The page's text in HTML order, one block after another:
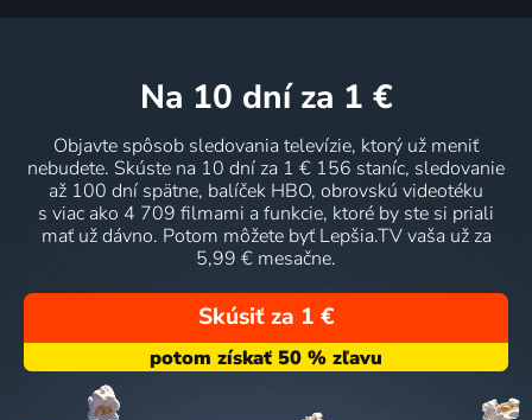
na 10 dní za 1 €
Objavte spôsob sledovania televízie, ktorý už meniť
nebudete. Skúste na 10 dní za 1 € 156 staníc, sledovanie
až 100 dní spätne, balíček HBO, obrovskú videotéku
s viac ako 4 709 filmami a funkcie, ktoré by ste si priali
mať už dávno. Potom môžete byť Lepšia.TV vaša už za
5,99 € mesačne.
Skúsiť za 1 €